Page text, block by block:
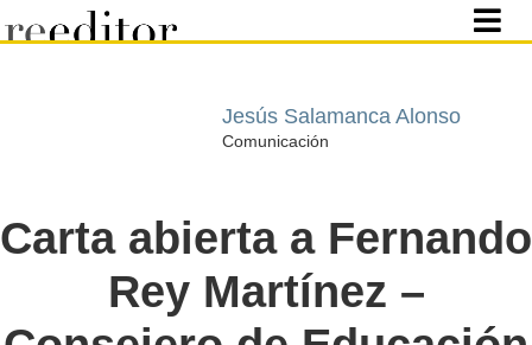
Jesús Salamanca Alonso
Comunicación
Carta abierta a Fernando
Rey Martínez –